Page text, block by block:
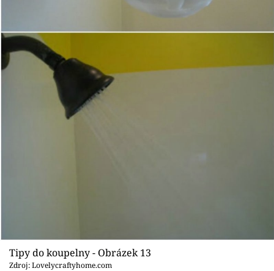
Tipy do koupelny - Obrázek 13
Zdroj: Lovelycraftyhome.com